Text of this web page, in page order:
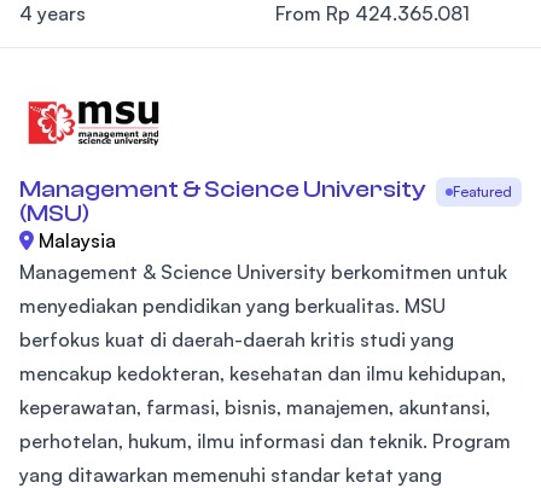
4 years From Rp 424.365.081
Management & Science University
(MSU)
Featured
Malaysia
Management & Science University berkomitmen untuk
menyediakan pendidikan yang berkualitas. MSU
berfokus kuat di daerah-daerah kritis studi yang
mencakup kedokteran, kesehatan dan ilmu kehidupan,
keperawatan, farmasi, bisnis, manajemen, akuntansi,
perhotelan, hukum, ilmu informasi dan teknik. Program
yang ditawarkan memenuhi standar ketat yang